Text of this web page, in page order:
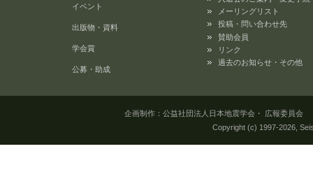
イベント
出版物・資料
学会賞
公募・助成
メーリングリスト
投稿・問い合わせ先
賛助会員
リンク
過去のお知らせ・その他
企画制作：公益社団法人日本地震学会・ 広報委員
Copyright (c) 1997-2026,